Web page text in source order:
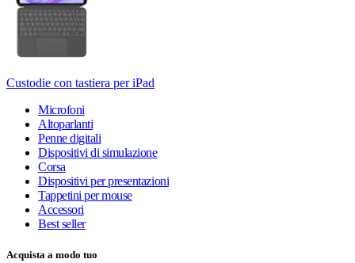
Custodie con tastiera per iPad
Microfoni
Altoparlanti
Penne digitali
Dispositivi di simulazione
Corsa
Dispositivi per presentazioni
Tappetini per mouse
Accessori
Best seller
Acquista a modo tuo